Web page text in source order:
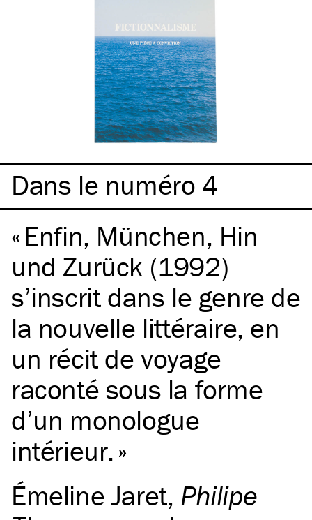
Dans le numéro 4
Enfin, München, Hin
und Zurück (1992)
s’inscrit dans le genre de
la nouvelle littéraire, en
un récit de voyage
raconté sous la forme
d’un monologue
intérieur.
Émeline Jaret, Philipe